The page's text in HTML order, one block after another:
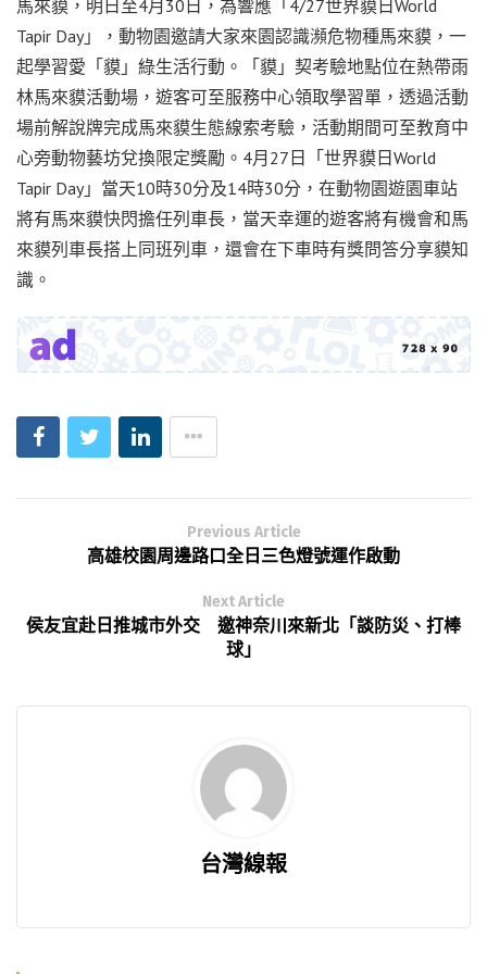
馬來貘，明日至4月30日，為響應「4/27世界貘日World
Tapir Day」，動物園邀請大家來園認識瀕危物種馬來貘，一
起學習愛「貘」綠生活行動。「貘」契考驗地點位在熱帶雨
林馬來貘活動場，遊客可至服務中心領取學習單，透過活動
場前解說牌完成馬來貘生態線索考驗，活動期間可至教育中
心旁動物藝坊兌換限定獎勵。4月27日「世界貘日World
Tapir Day」當天10時30分及14時30分，在動物園遊園車站
將有馬來貘快閃擔任列車長，當天幸運的遊客將有機會和馬
來貘列車長搭上同班列車，還會在下車時有獎問答分享貘知
識。
Previous Article
高雄校園周邊路口全日三色燈號運作啟動
Next Article
侯友宜赴日推城市外交 邀神奈川來新北「談防災、打棒
球」
台灣線報